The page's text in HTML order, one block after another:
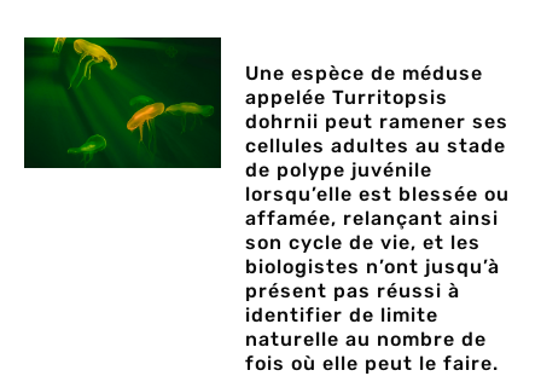
Une espèce de méduse
appelée Turritopsis
dohrnii peut ramener ses
cellules adultes au stade
de polype juvénile
lorsqu’elle est blessée ou
affamée, relançant ainsi
son cycle de vie, et les
biologistes n’ont jusqu’à
présent pas réussi à
identifier de limite
naturelle au nombre de
fois où elle peut le faire.